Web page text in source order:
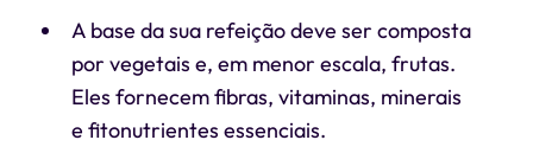
A base da sua refeição deve ser composta
por vegetais e, em menor escala, frutas.
Eles fornecem fibras, vitaminas, minerais
e fitonutrientes essenciais.